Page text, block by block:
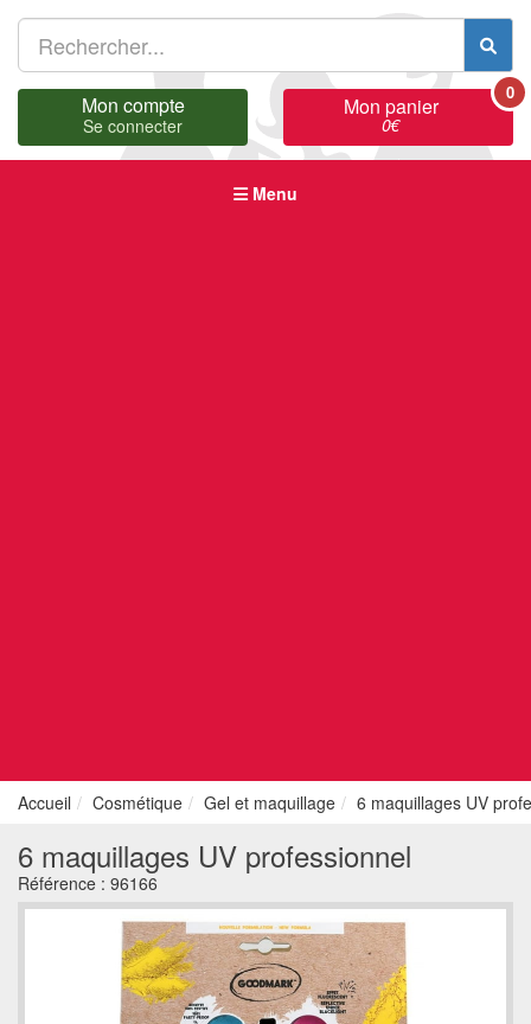
Mon compte
Se connecter
Mon panier
0€
0
Menu
Accueil Cosmétique Gel et maquillage 6 maquillages UV
6 maquillages UV professionnel
Référence : 96166